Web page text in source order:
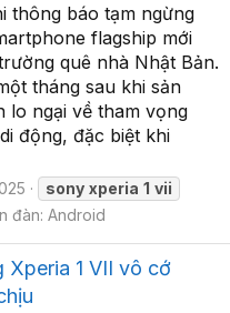
thông báo tạm ngừng
flagship mới
quê nhà Nhật Bản.
tháng sau khi sản
lo ngại về tham vọng
động, đặc biệt khi
sony xperia 1 vii
đàn: Android
Xperia 1 VII vô cớ